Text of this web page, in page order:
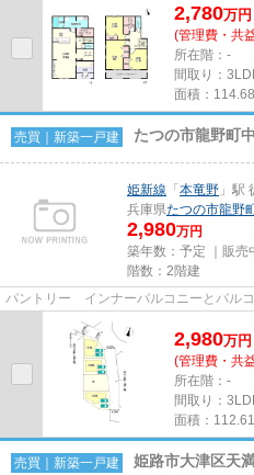
2,780万円
(管理費・共
所在階：-
間取り：
面積：
売買｜新築一戸建 たつの市龍野町
姫新線 「 本竜野 」駅
兵庫県たつの市龍野
2,980万円
築年数：予定 ｜販売
階数：2階建
パントリー インナーバルコニーとバル
2,980万円
(管理費・共
所在階：-
間取り：
面積：
売買｜新築一戸建 姫路市大津区天